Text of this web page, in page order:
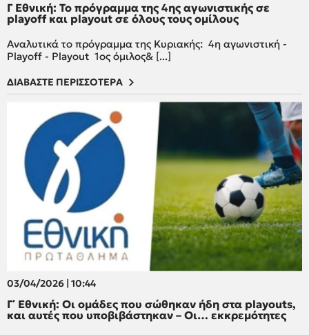
Γ Εθνική: Το πρόγραμμα της 4ης αγωνιστικής σε
playoff και playout σε όλους τους ομίλους
Αναλυτικά το πρόγραμμα της Κυριακής: 4η αγωνιστική -
Playoff - Playout 1ος όμιλος& [...]
ΔΙΑΒΑΣΤΕ ΠΕΡΙΣΣΟΤΕΡΑ
03/04/2026 | 10:44
Γ΄ Εθνική: Οι ομάδες που σώθηκαν ήδη στα playouts,
και αυτές που υποβιβάστηκαν – Οι… εκκρεμότητες